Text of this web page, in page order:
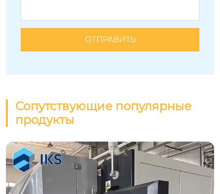
Сопутствующие популярные
продукты